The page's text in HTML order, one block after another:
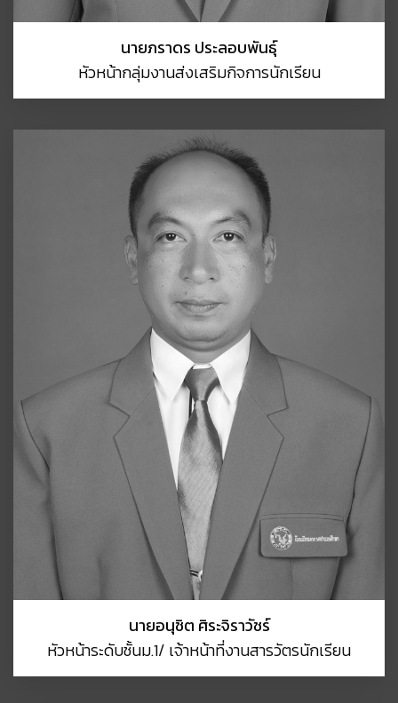
นายภราดร ประลอบพันธุ์
หัวหน้ากลุ่มงานส่งเสริมกิจการนักเรียน
นายอนุชิต ศิระจิราวัชร์
หัวหน้าระดับชั้นม.1/ เจ้าหน้าที่งานสารวัตรนักเรียน